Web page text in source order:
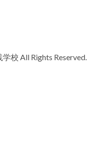
校 All Rights Reserved.